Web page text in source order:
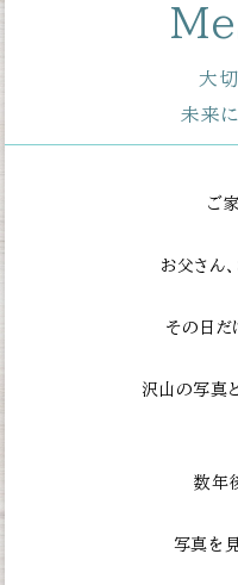
大
未来
ご
お父さん
その日だ
沢山の写真と
数年
写真を